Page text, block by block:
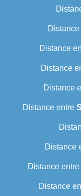
Distance
Distance
Distance
Distance entre
Distance
Distance entre
Distance